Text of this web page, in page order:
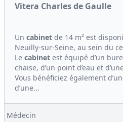
Vitera Charles de Gaulle
Un cabinet de 14 m² est
Neuilly-sur-Seine, au sein du
Le cabinet est équipé d’un
chaise, d’un point d’eau et
Vous bénéficiez également
d’une...
Médecin